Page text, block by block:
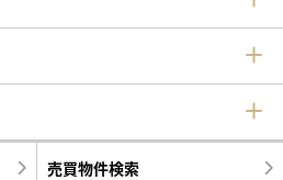
売買物件検索